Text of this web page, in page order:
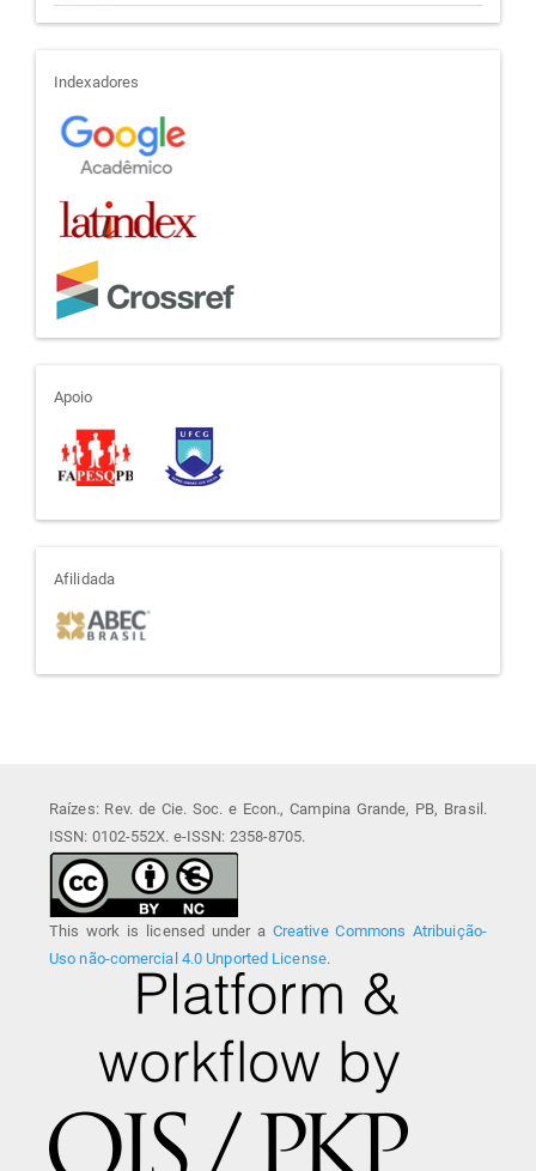
indexadores
Indexadores
apoio
Apoio
afiliada
Afilidada
Raízes: Rev. de Cie. Soc. e Econ., Campina Grande, PB, Brasil.
ISSN: 0102-552X. e-ISSN: 2358-8705.
This work is licensed under a Creative Commons Atribuição-
Uso não-comercial 4.0 Unported License.